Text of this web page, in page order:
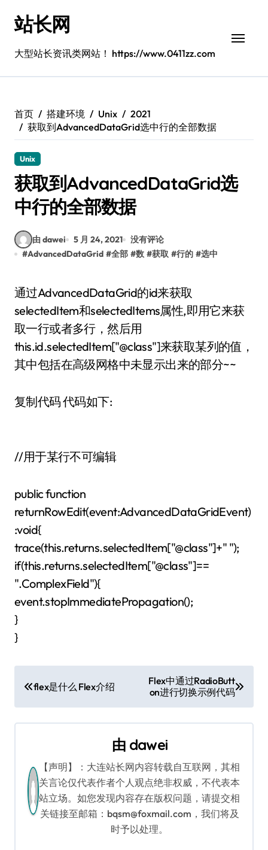
站长网
大型站长资讯类网站！ https://www.0411zz.com
首页 搭建环境 Unix
2021
获取到AdvancedDataGrid选中行的全部数据
Unix
获取到AdvancedDataGrid选
中行的全部数据
由 dawei 5 月 24, 2021
没有评论
#AdvancedDataGrid #全部 #数 #获取 #行的 #选中
通过AdvancedDataGrid的id来获取
selectedItem和selectedItems属性,即用它来获
取一行或者多行，然后用
this.id.selectedItem["@class"]来获取某列的值，
其中包括在高级网格中未显示出来的部分~~
复制代码 代码如下:
//用于某行不可编辑
public function
returnRowEdit(event:AdvancedDataGridEvent)
:void{
trace(this.returns.selectedItem["@class"]+" ");
if(this.returns.selectedItem["@class"]==
".ComplexField"){
event.stopImmediatePropagation();
}
}
文
章
导
flex是什么 Flex介绍
Flex中通过RadioButt
on进行切换示例代码
由 dawei
【声明】：大连站长网内容转载自互联网，其相
关言论仅代表作者个人观点绝非权威，不代表本
站立场。如您发现内容存在版权问题，请提交相
关链接至邮箱：bqsm@foxmail.com，我们将及
时予以处理。